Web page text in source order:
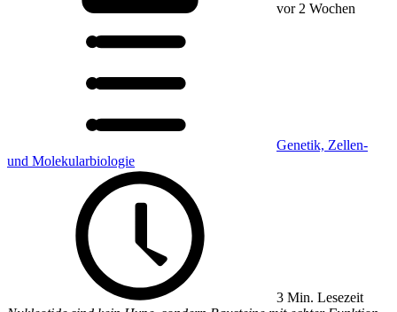
vor 2 Wochen
Genetik, Zellen-
und Molekularbiologie
3 Min. Lesezeit